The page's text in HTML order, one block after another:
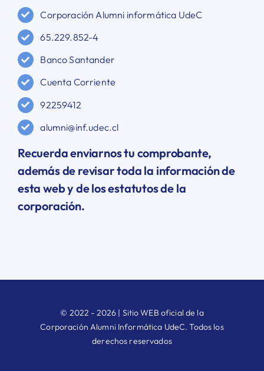
Corporación Alumni informática UdeC
65.229.852-4
Banco Santander
Cuenta Corriente
92259412
alumni@inf.udec.cl
Recuerda enviarnos tu comprobante,
además de revisar toda la información de
esta web y de los estatutos de la
corporación.
© 2022 - 2026 | Sitio WEB oficial de la
Corporación Alumni Informática UdeC. Todos los
derechos reservados